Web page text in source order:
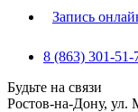
Запись
8 (863) 301-51-
Будьте на связи
Ростов-на-Дону, ул.